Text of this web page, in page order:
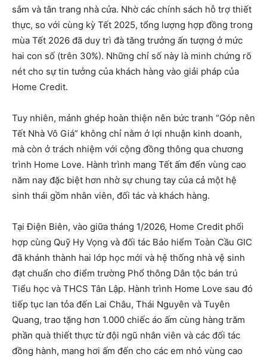
sắm và tân trang nhà cửa. Nhờ các chính sách hỗ trợ thiết
thực, so với cùng kỳ Tết 2025, tổng lượng hợp đồng trong
mùa Tết 2026 đã duy trì đà tăng trưởng ấn tượng ở mức
hai con số (trên 30%). Những chỉ số này là minh chứng rõ
nét cho sự tin tưởng của khách hàng vào giải pháp của
Home Credit.
Tuy nhiên, mảnh ghép hoàn thiện nên bức tranh “Góp nên
Tết Nhà Vô Giá” không chỉ nằm ở lợi nhuận kinh doanh,
mà còn ở trách nhiệm với cộng đồng thông qua chương
trình Home Love. Hành trình mang Tết ấm đến vùng cao
năm nay đặc biệt hơn nhờ sự chung tay của cả một hệ
sinh thái gồm nhân viên, đối tác và khách hàng.
Tại Điện Biên, vào giữa tháng 1/2026, Home Credit phối
hợp cùng Quỹ Hy Vọng và đối tác Bảo hiểm Toàn Cầu GIC
đã khánh thành hai lớp học mới và hệ thống nhà vệ sinh
đạt chuẩn cho điểm trường Phổ thông Dân tộc bán trú
Tiểu học và THCS Tân Lập. Hành trình Home Love sau đó
tiếp tục lan tỏa đến Lai Châu, Thái Nguyên và Tuyên
Quang, trao tặng hơn 1.000 chiếc áo ấm cùng hàng trăm
phần quà thiết thực từ đội ngũ nhân viên và các đối tác
đồng hành, mang hơi ấm đến cho các em nhỏ vùng cao